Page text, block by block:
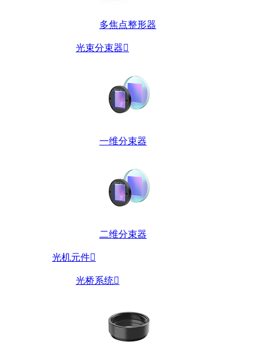
多焦点整形器
光束分束器
一维分束器
二维分束器
光机元件
光桥系统